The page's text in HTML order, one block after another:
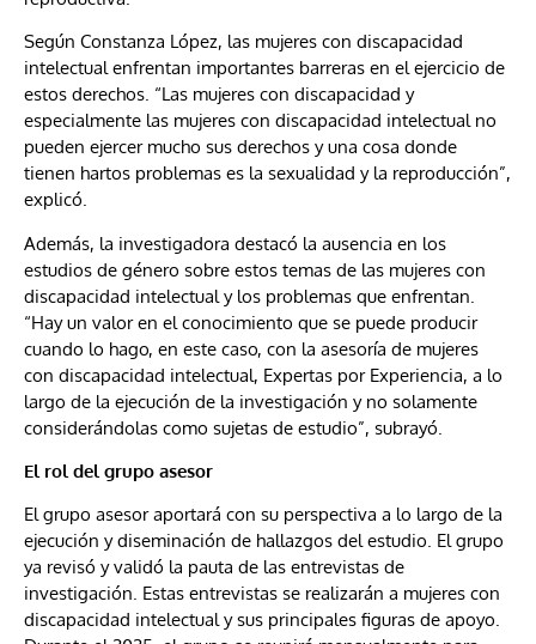
Según Constanza López, las mujeres con discapacidad
intelectual enfrentan importantes barreras en el ejercicio de
estos derechos. “Las mujeres con discapacidad y
especialmente las mujeres con discapacidad intelectual no
pueden ejercer mucho sus derechos y una cosa donde
tienen hartos problemas es la sexualidad y la reproducción”,
explicó.
Además, la investigadora destacó la ausencia en los
estudios de género sobre estos temas de las mujeres con
discapacidad intelectual y los problemas que enfrentan.
“Hay un valor en el conocimiento que se puede producir
cuando lo hago, en este caso, con la asesoría de mujeres
con discapacidad intelectual, Expertas por Experiencia, a lo
largo de la ejecución de la investigación y no solamente
considerándolas como sujetas de estudio”, subrayó.
El rol del grupo asesor
El grupo asesor aportará con su perspectiva a lo largo de la
ejecución y diseminación de hallazgos del estudio. El grupo
ya revisó y validó la pauta de las entrevistas de
investigación. Estas entrevistas se realizarán a mujeres con
discapacidad intelectual y sus principales figuras de apoyo.